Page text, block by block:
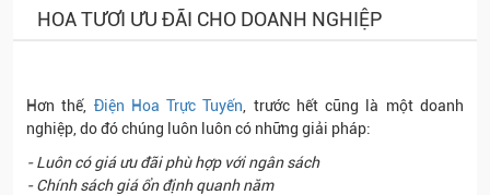
HOA TƯƠI ƯU ĐÃI CHO DOANH NGHIỆP
Hơn thế, Điện Hoa Trực Tuyến , trước hết cũng là một doanh
nghiệp, do đó chúng luôn luôn có những giải pháp:
- Luôn có giá ưu đãi phù hợp với ngân sách
- Chính sách giá ổn định quanh năm